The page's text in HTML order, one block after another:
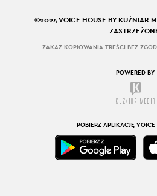
©2024 VOICE HOUSE BY KUŹNIAR
ZAKAZ KOPIOWANIA TREŚCI BEZ
POWERED BY
POBIERZ APLIKACJĘ VOICE